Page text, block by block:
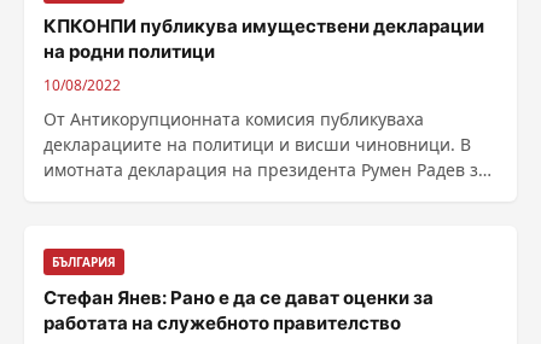
КПКОНПИ публикува имуществени декларации
на родни политици
10/08/2022
От Антикорупционната комисия публикуваха
декларациите на политици и висши чиновници. В
имотната декларация на президента Румен Радев за
БЪЛГАРИЯ
Стефан Янев: Рано е да се дават оценки за
работата на служебното правителство